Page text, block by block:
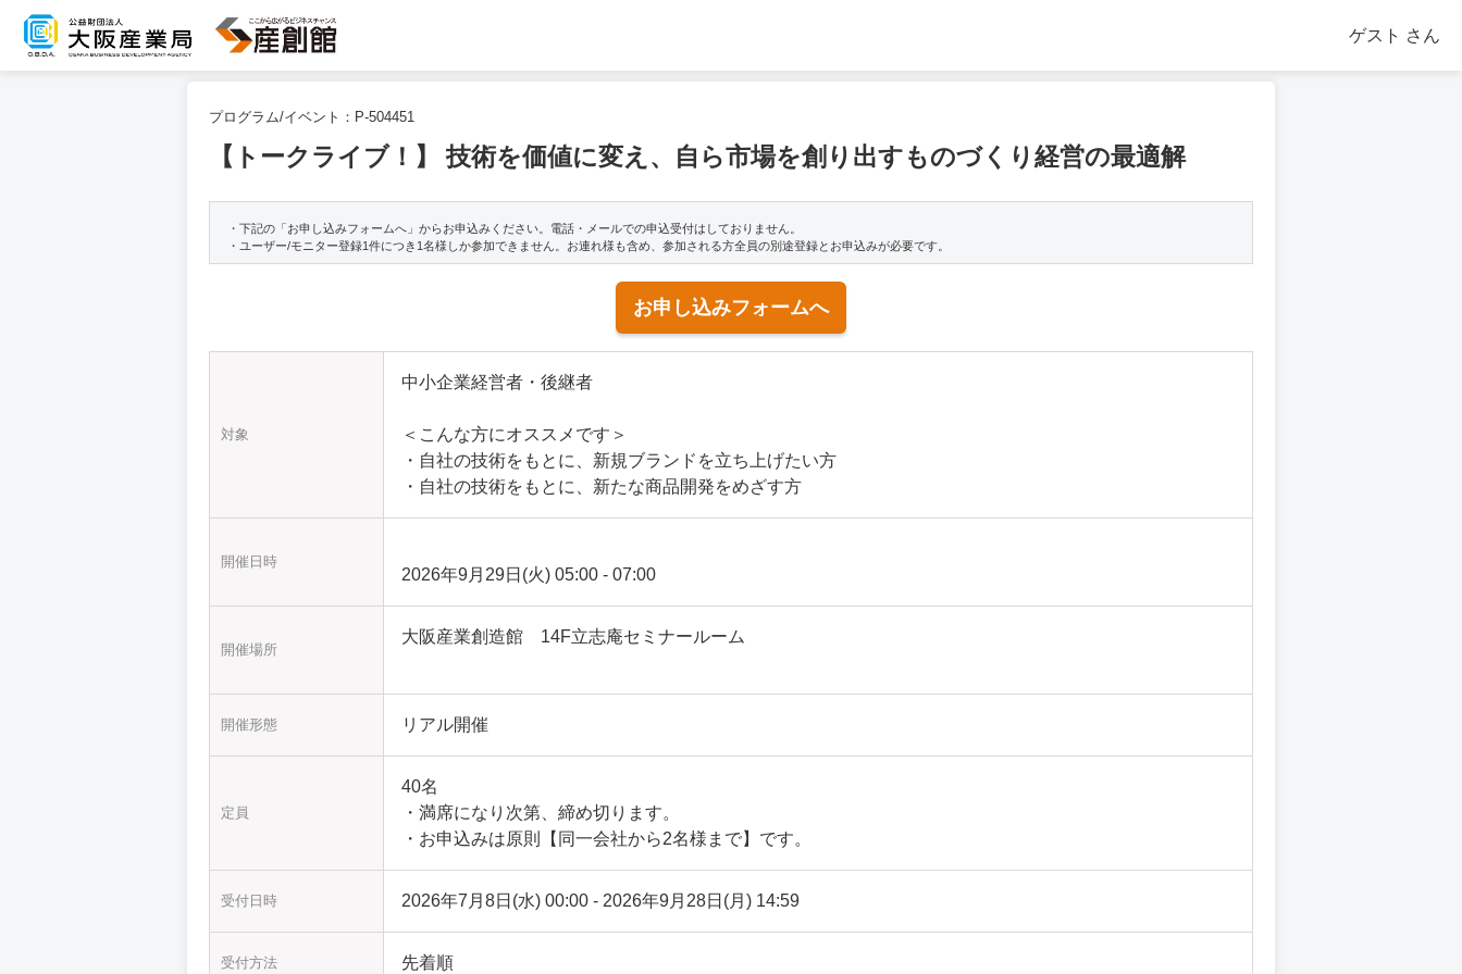
ゲスト さん
プログラム/イベント： P-504451
【トークライブ！】 技術を価値に変え、自ら市場を創り出すものづくり経営の最適解
・下記の「お申し込みフォームへ」からお申込みください。電話・メールでの申込受付はしておりません。
・ユーザー/モニター登録1件につき1名様しか参加できません。お連れ様も含め、参加される方全員の別途登録とお申込みが必要です。
お申し込みフォームへ
対象
中小企業経営者・後継者
＜こんな方にオススメです＞
・自社の技術をもとに、新規ブランドを立ち上げたい方
・自社の技術をもとに、新たな商品開発をめざす方
開催日時
2026年9月29日(火) 05:00 - 07:00
開催場所
大阪産業創造館 14F立志庵セミナールーム
開催形態 リアル開催
定員
40名
・満席になり次第、締め切ります。
・お申込みは原則【同一会社から2名様まで】です。
受付日時 2026年7月8日(水) 00:00 - 2026年9月28日(月) 14:59
受付方法 先着順